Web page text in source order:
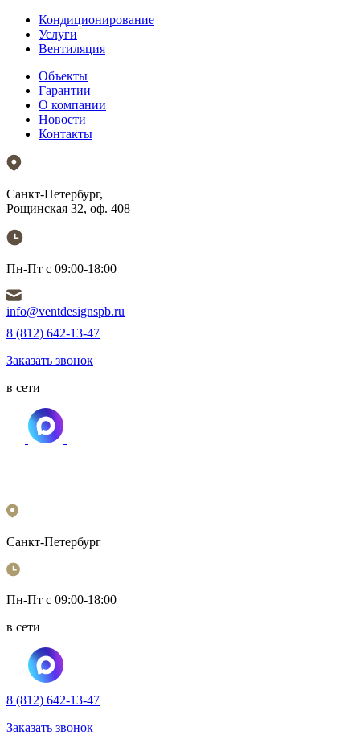
Кондиционирование
Услуги
Вентиляция
Объекты
Гарантии
О компании
Новости
Контакты
Санкт-Петербург,
Рощинская 32, оф. 408
Пн-Пт с 09:00-18:00
info@ventdesignspb.ru
8 (812) 642-13-47
Заказать звонок
в сети
Санкт-Петербург
Пн-Пт с 09:00-18:00
в сети
8 (812) 642-13-47
Заказать звонок